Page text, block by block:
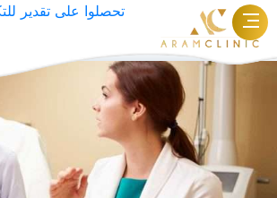
تحصلوا على تقدير
الوسم:عملية حقن الدهون الذاتية بالثدي